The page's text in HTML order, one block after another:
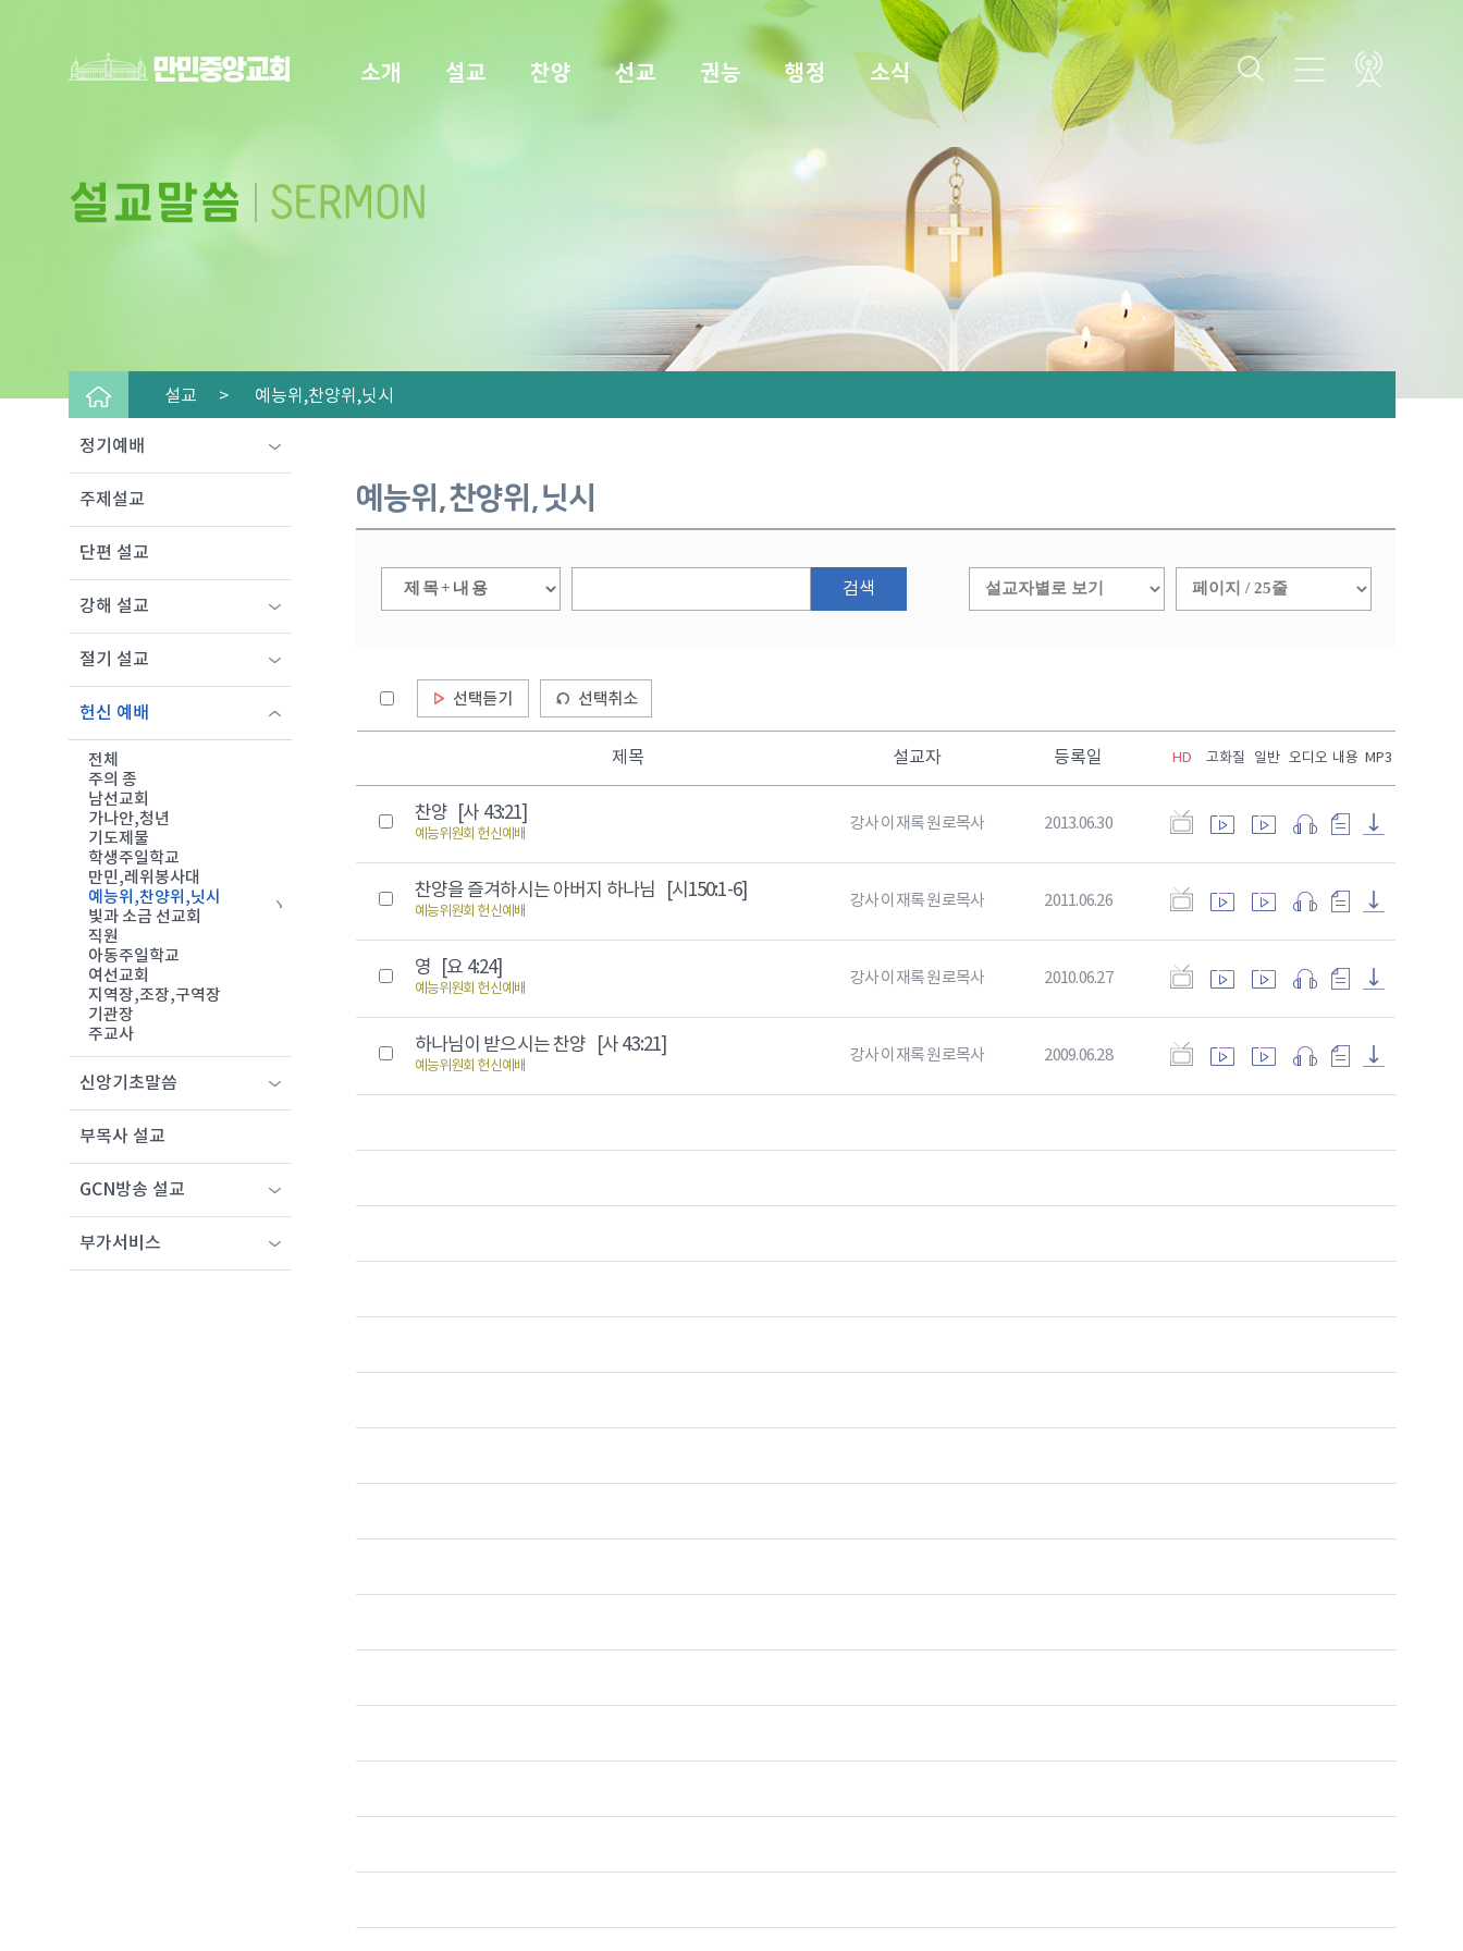
소개 설교 찬양 선교 권능 행정 소식
설교 > 예능위,찬양위,닛시
예능위,찬양위,닛시
검색
제목 설교자 등록일 HD 고화질 일반 오디오 내용 MP3
찬양 [사 43:21]
예능위원회 헌신예배
강사 이재록 원로목사 2013.06.30
찬양을 즐겨하시는 아버지 하나님 [시150:1-6]
예능위원회 헌신예배
강사 이재록 원로목사 2011.06.26
영 [요 4:24]
예능위원회 헌신예배
강사 이재록 원로목사 2010.06.27
하나님이 받으시는 찬양 [사 43:21]
예능위원회 헌신예배
강사 이재록 원로목사 2009.06.28
정기예배
주제설교
단편 설교
강해 설교
절기 설교
헌신 예배
전체
주의 종
남선교회
가나안,청년
기도제물
학생주일학교
만민,레위봉사대
예능위,찬양위,닛시
빛과 소금 선교회
직원
아동주일학교
여선교회
지역장,조장,구역장
기관장
주교사
신앙기초말씀
부목사 설교
GCN방송 설교
부가서비스